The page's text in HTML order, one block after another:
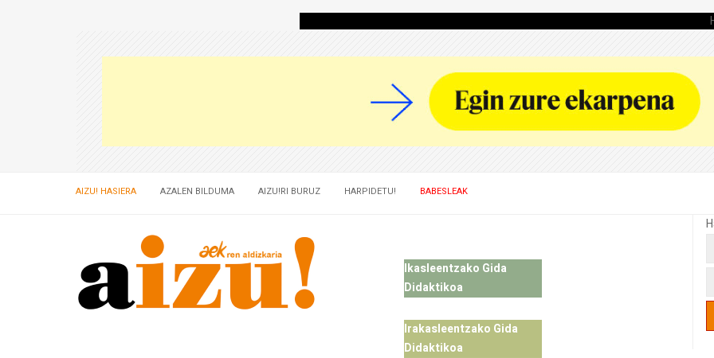
AIZU! HASIERA AZALEN BILDUMA AIZU!RI BURUZ HARPIDETU! BABESLEAK
Ikasleentzako Gida
Didaktikoa
Irakasleentzako Gida
Didaktikoa